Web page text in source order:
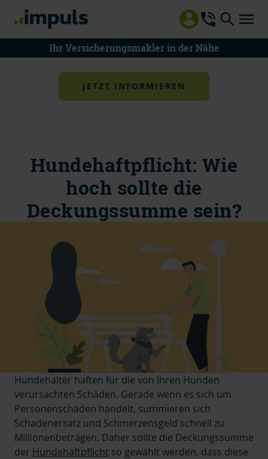
Ihr Versicherungsmakler in der Nähe
JETZT INFORMIEREN
08000 55 8000
Mo - Do 8 - 18 Uhr | Fr 8 - 15 Uhr
Mitteilung an impuls
Schaden melden
Hundehaftpflicht: Wie
hoch sollte die
Deckungssumme sein?
Hundehalter haften für die von Ihren Hunden
verursachten Schäden. Gerade wenn es sich um
Personenschäden handelt, summieren sich
Schadenersatz und Schmerzensgeld schnell zu
Millionenbeträgen. Daher sollte die Deckungssumme
der Hundehaftpflicht so gewählt werden, dass diese